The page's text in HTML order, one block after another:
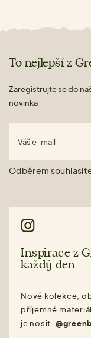
To nejlepší z
Zaregistrujte se do
novinka
Váš e-mail
Odběrem
Inspirace z
každý den
Nové kolekce,
příjemné
je nosit.